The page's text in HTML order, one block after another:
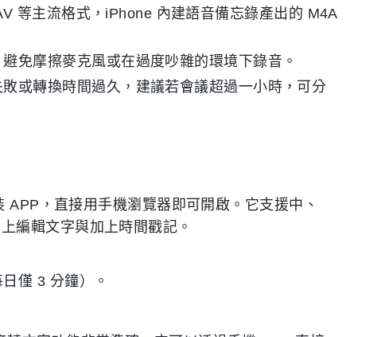
等主流格式，iPhone 內建語音備忘錄產出的 M4A
免摩擦麥克風或在過度吵雜的環境下錄音。
或轉換時間過久，建議若會議超過一小時，可分
，直接用手機瀏覽器即可開啟。它支援中、
編輯文字與加上時間戳記。
僅 3 分鐘）。